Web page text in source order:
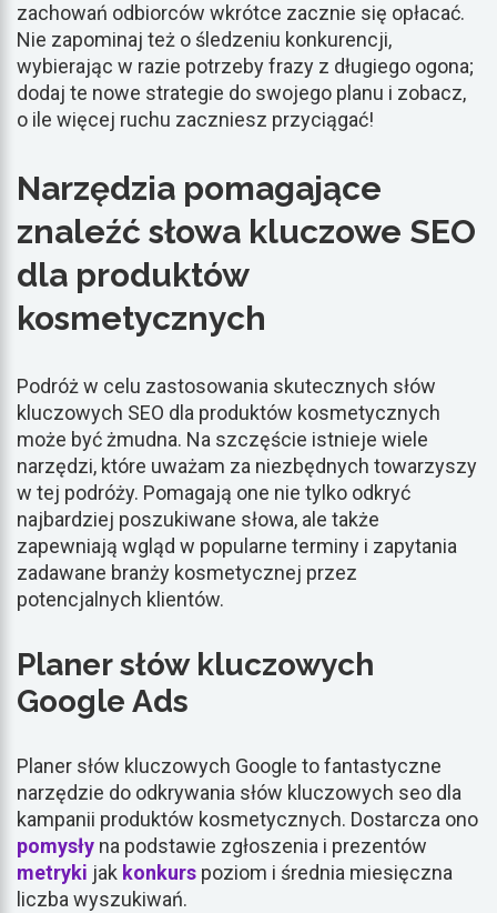
zachowań odbiorców wkrótce zacznie się opłacać.
Nie zapominaj też o śledzeniu konkurencji,
wybierając w razie potrzeby frazy z długiego ogona;
dodaj te nowe strategie do swojego planu i zobacz,
o ile więcej ruchu zaczniesz przyciągać!
Narzędzia pomagające
znaleźć słowa kluczowe SEO
dla produktów
kosmetycznych
Podróż w celu zastosowania skutecznych słów
kluczowych SEO dla produktów kosmetycznych
może być żmudna. Na szczęście istnieje wiele
narzędzi, które uważam za niezbędnych towarzyszy
w tej podróży. Pomagają one nie tylko odkryć
najbardziej poszukiwane słowa, ale także
zapewniają wgląd w popularne terminy i zapytania
zadawane branży kosmetycznej przez
potencjalnych klientów.
Planer słów kluczowych
Google Ads
Planer słów kluczowych Google to fantastyczne
narzędzie do odkrywania słów kluczowych seo dla
kampanii produktów kosmetycznych. Dostarcza ono
pomysły na podstawie zgłoszenia i prezentów
metryki jak konkurs poziom i średnia miesięczna
liczba wyszukiwań.